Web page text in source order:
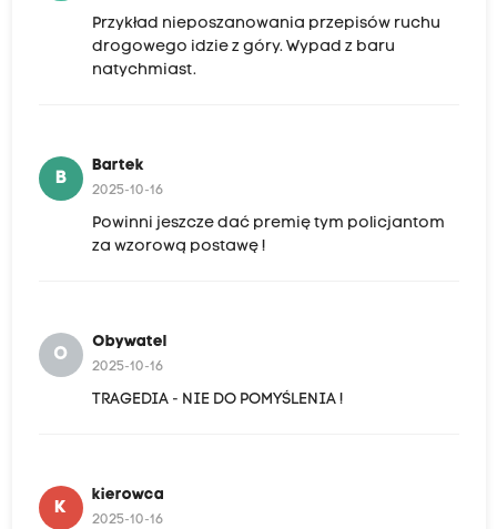
Przykład nieposzanowania przepisów ruchu
drogowego idzie z góry. Wypad z baru
natychmiast.
B
Bartek
2025-10-16
Powinni jeszcze dać premię tym policjantom
za wzorową postawę !
O
Obywatel
2025-10-16
TRAGEDIA - NIE DO POMYŚLENIA !
K
kierowca
2025-10-16